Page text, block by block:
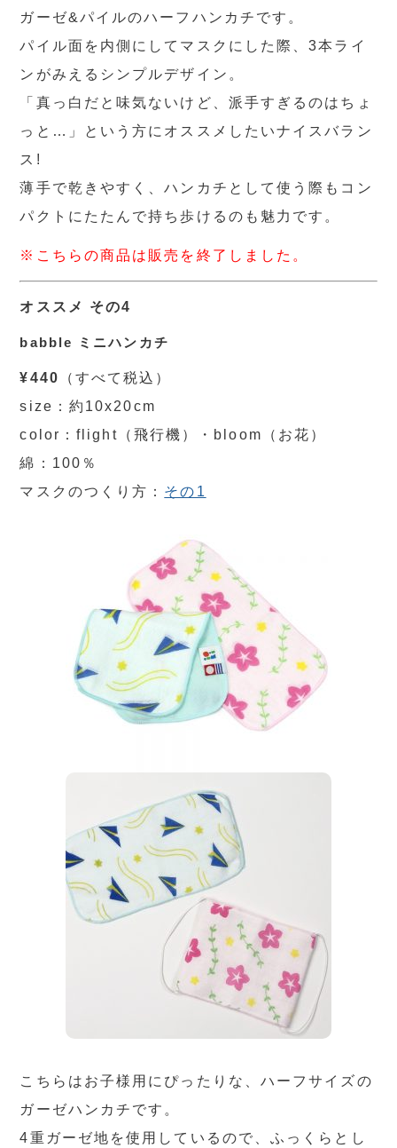
ガーゼ&パイルのハーフハンカチです。
パイル面を内側にしてマスクにした際、3本ライ
ンがみえるシンプルデザイン。
「真っ白だと味気ないけど、派手すぎるのはちょ
っと…」という方にオススメしたいナイスバラン
ス!
薄手で乾きやすく、ハンカチとして使う際もコン
パクトにたたんで持ち歩けるのも魅力です。
※こちらの商品は販売を終了しました。
オススメ その4
babble ミニハンカチ
¥440
（すべて税込）
size：約10x20cm
color：flight（飛行機）・bloom（お花）
綿：100％
マスクのつくり方： その1
こちらはお子様用にぴったりな、ハーフサイズの
ガーゼハンカチです。
4重ガーゼ地を使用しているので、ふっくらとし